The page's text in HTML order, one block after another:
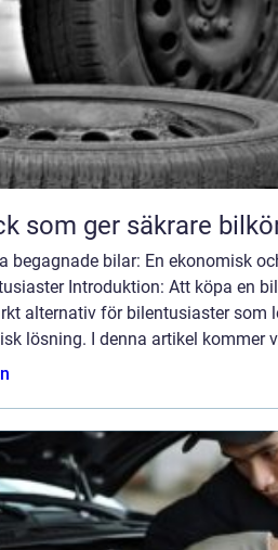
som ger säkrare
begagnade bilar: En ekonomisk
Introduktion: Att köpa en
alternativ för bilentusiaster som
lösning. I denna artikel kommer